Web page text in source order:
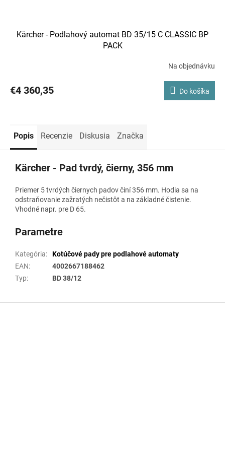
Kärcher - Podlahový automat BD 35/15 C CLASSIC BP
PACK
Na objednávku
€4 360,35 Do košíka
Popis Recenzie Diskusia Značka
Kärcher - Pad tvrdý, čierny, 356 mm
Priemer 5 tvrdých čiernych padov činí 356 mm. Hodia sa na
odstraňovanie zažratých nečistôt a na základné čistenie.
Vhodné napr. pre D 65.
Parametre
Kategória:
Kotúčové pady pre podlahové automaty
EAN:
4002667188462
Typ: BD 38/12